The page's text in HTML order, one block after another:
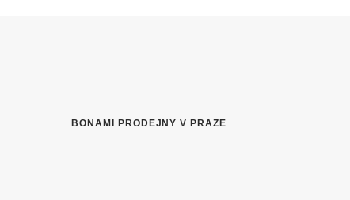
BONAMI PRODEJNY V PRAZE